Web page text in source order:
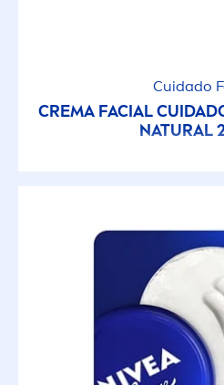
Cuidado
CREMA FACIAL
NATURAL